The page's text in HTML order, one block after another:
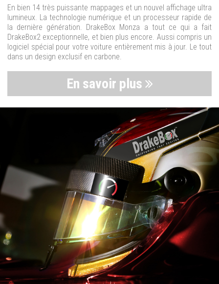
En bien 14 très puissante mappages et un nouvel affichage ultra
lumineux. La technologie numérique et un processeur rapide de
la dernière génération. DrakeBox Monza a tout ce qui a fait
DrakeBox2 exceptionnelle, et bien plus encore. Aussi compris un
logiciel spécial pour votre voiture entièrement mis à jour. Le tout
dans un design exclusif en carbone.
En savoir plus